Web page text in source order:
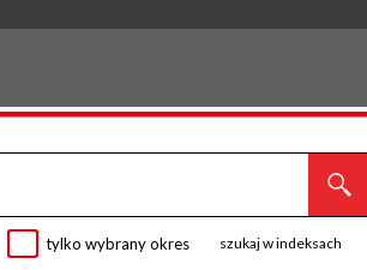
tylko wybrany okres szukaj w indeksach